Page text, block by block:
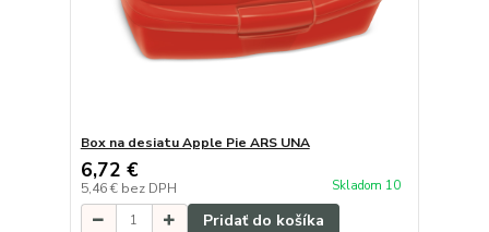
Box na desiatu Apple Pie ARS UNA
6,72 €
5,46 € bez DPH Skladom 10
Pridať do košíka